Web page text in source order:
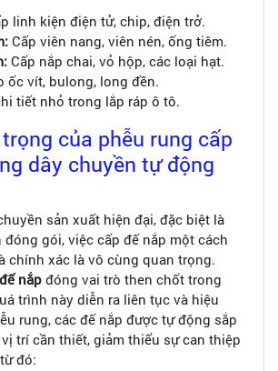
linh kiện điện tử, chip, điện trở.
Cấp viên nang, viên nén, ống tiêm.
Cấp nắp chai, vỏ hộp, các loại hạt.
ốc vít, bulong, long đền.
tiết nhỏ trong lắp ráp ô tô.
của phễu rung cấp
dây chuyền tự động
sản xuất hiện đại, đặc biệt là
đóng gói, việc cấp đế nắp một cách
chính xác là vô cùng quan trọng.
nắp đóng vai trò then chốt trong
trình này diễn ra liên tục và hiệu
rung, các đế nắp được tự động sắp
trí cần thiết, giảm thiểu sự can thiệp
đó: